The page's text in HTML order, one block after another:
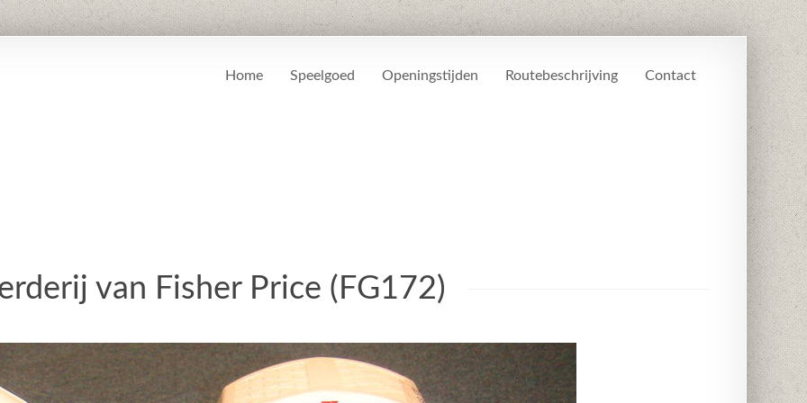
Home Speelgoed Openingstijden Routebeschrijving Contact
van Fisher Price (FG172)